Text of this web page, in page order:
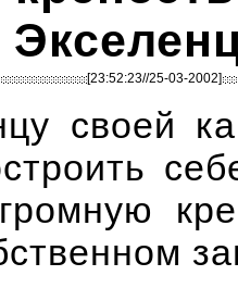
[23:52:23//25-03-2002]
своей